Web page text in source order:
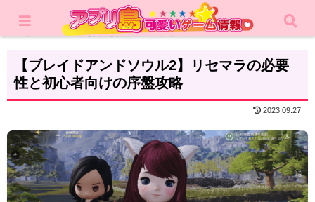
攻略記事 リセマラ
【ブレイドアンドソウル2】リセマラの必要
性と初心者向けの序盤攻略
2023.09.27